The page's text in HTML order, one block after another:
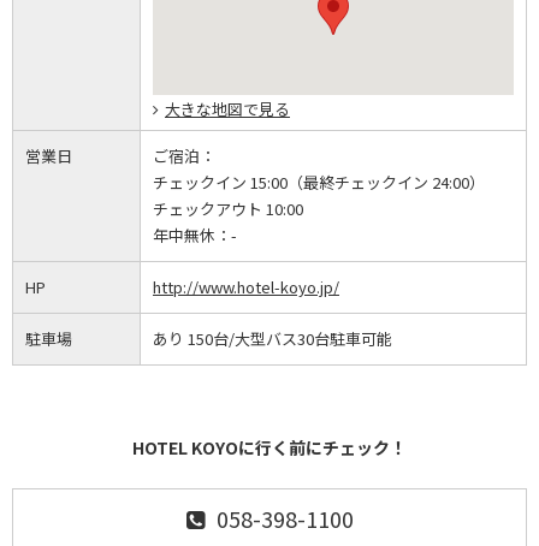
大きな地図で見る
営業日
ご宿泊：
チェックイン 15:00（最終チェックイン 24:00）
チェックアウト 10:00
年中無休： -
HP http://www.hotel-koyo.jp/
駐車場 あり 150台/大型バス30台駐車可能
HOTEL KOYOに行く前にチェック！
058-398-1100